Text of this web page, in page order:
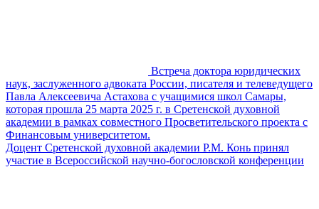
Встреча доктора юридических
наук, заслуженного адвоката России, писателя и телеведущего
Павла Алексеевича Астахова с учащимися школ Самары,
которая прошла 25 марта 2025 г. в Сретенской духовной
академии в рамках совместного Просветительского проекта с
Финансовым университетом.
Доцент Сретенской духовной академии Р.М. Конь принял
участие в Всероссийской научно-богословской конференции